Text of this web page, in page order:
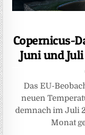
Copernicus-
Juni und
Das EU-
neuen
demnach im Juli
Monat